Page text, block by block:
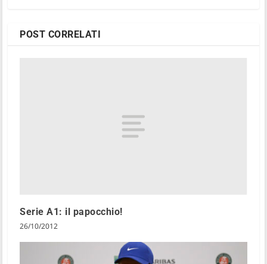
POST CORRELATI
Serie A1: il papocchio!
26/10/2012